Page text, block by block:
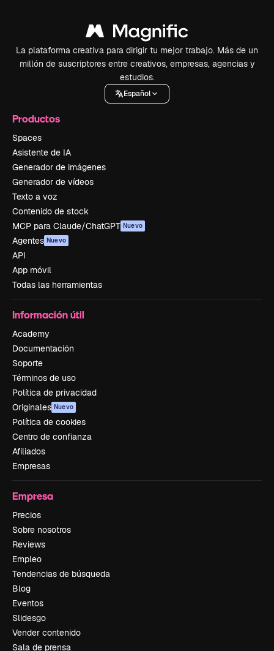
La plataforma creativa para dirigir tu mejor trabajo. Más de un
millón de suscriptores entre creativos, empresas, agencias y
estudios.
Español
Productos
Spaces
Asistente de IA
Generador de imágenes
Generador de vídeos
Texto a voz
Contenido de stock
MCP para Claude/ChatGPT Nuevo
Agentes Nuevo
API
App móvil
Todas las herramientas
Información útil
Academy
Documentación
Soporte
Términos de uso
Política de privacidad
Originales Nuevo
Política de cookies
Centro de confianza
Afiliados
Empresas
Empresa
Precios
Sobre nosotros
Reviews
Empleo
Tendencias de búsqueda
Blog
Eventos
Slidesgo
Vender contenido
Sala de prensa